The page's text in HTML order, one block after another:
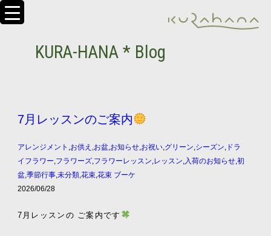
KURA-HANA * Blog
7月レッスンのご案内
アレンジメント ,お供え ,お盆,お知らせ,お祝い,グリーン,シーズン,ドラ
イフラワー,フラワーズ,フラワーレッスン,レッスン,入荷のお知らせ,初
盆,季節行事,未分類,花束,花束 ブーケ
2026/06/28
7月レッスンの ご案内です